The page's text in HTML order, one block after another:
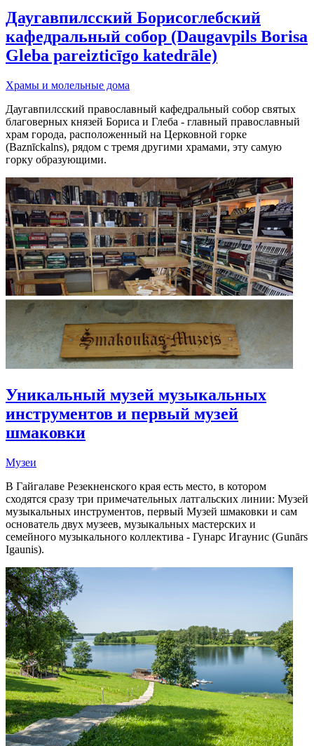
Даугавпилсский Борисоглебский
кафедральный собор (Daugavpils Borisa
Gleba pareizticīgo katedrāle)
Храмы и молельные дома
Даугавпилсский православный кафедральный собор святых
благоверных князей Бориса и Глеба - главный православный
храм города, расположенный на Церковной горке
(Baznīckalns), рядом с тремя другими храмами, эту самую
горку образующими.
Уникальный музей музыкальных
инструментов и первый музей
шмаковки
Музеи
В Гайгалаве Резекненского края есть место, в котором
сходятся сразу три примечательных латгальских линии: Музей
музыкальных инструментов, первый Музей шмаковки и сам
основатель двух музеев, музыкальных мастерских и
семейного музыкального коллектива - Гунарс Игаунис (Gunārs
Igaunis).